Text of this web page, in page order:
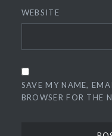
WEBSITE
SAVE MY NAME,
BROWSER FOR THE